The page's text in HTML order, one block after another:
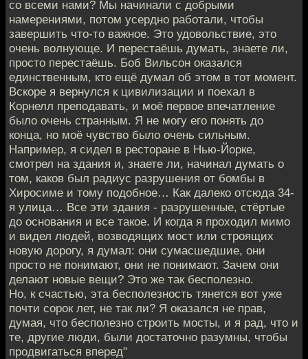
со всеми нами? Мы начинали с добрыми
намерениями, потом усердно работали, чтобы
завершить что-то важное. Это удовольствие, это
очень волнующе. И перестаёшь думать, знаете ли,
просто перестаёшь. Боб Вильсон оказался
единственным, кто ещё думал об этом в тот момент.
Вскоре я вернулся к цивилизации и поехал в
Корнелл преподавать, и моё первое впечатление
было очень странным. Я не могу его понять до
конца, но моё чувство было очень сильным.
Например, я сидел в ресторане в Нью-Йорке,
смотрел на здания и, знаете ли, начинал думать о
том, каков был радиус разрушения от бомбы в
Хиросиме и тому подобное… Как далеко отсюда 34-
я улица… Все эти здания - разрушенные, стёртые
до основания и все такое. И когда я проходил мимо
и видел людей, возводящих мост или строящих
новую дорогу, я думал: они сумасшедшие, они
просто не понимают, они не понимают. Зачем они
делают новые вещи? Это же так бесполезно.
Но, к счастью, эта бесполезность тянется вот уже
почти сорок лет, не так ли? Я оказался не прав,
думая, что бесполезно строить мосты, и я рад, что и
те, другие люди, были достаточно разумны, чтобы
продвигаться вперед"